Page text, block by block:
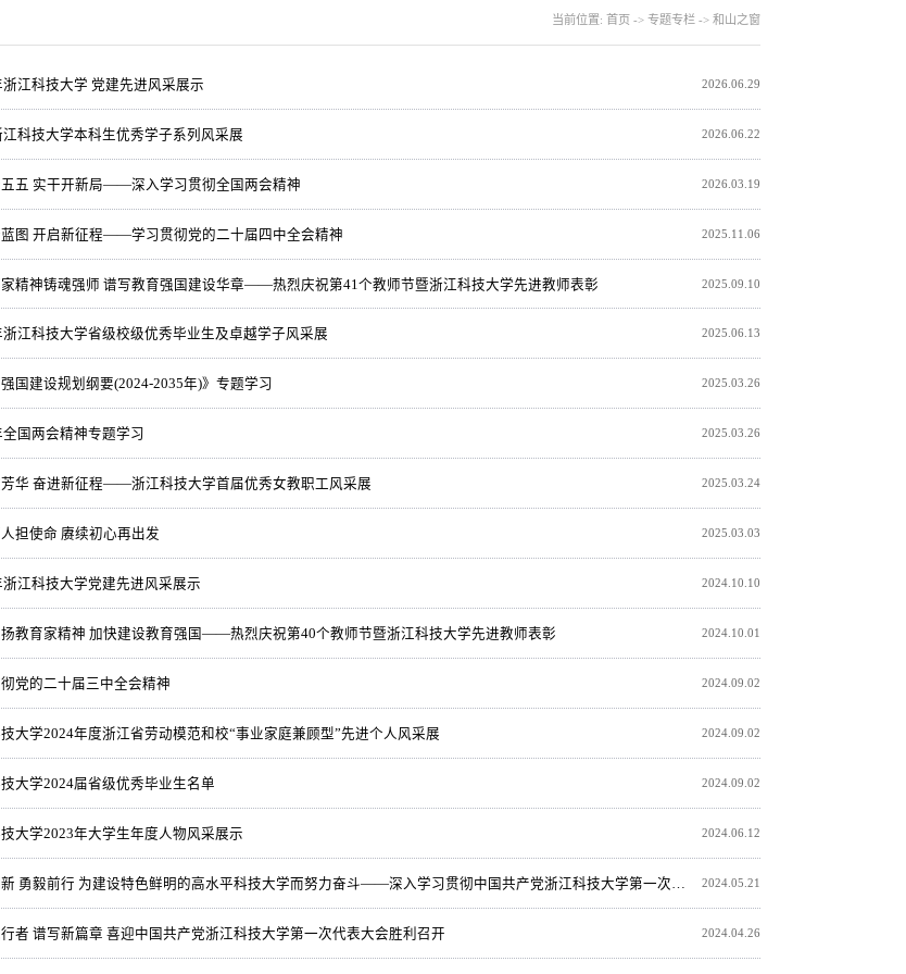
当前位置: 首页-> 专题专栏 -> 和山之窗
2026.06.29
江科技大学 党建先进风采展示
2026.06.22
江科技大学本科生优秀学子系列风采展
2026.03.19
五五 实干开新局——深入学习贯彻全国两会精神
2025.11.06
蓝图 开启新征程——学习贯彻党的二十届四中全会精神
2025.09.10
精神铸魂强师 谱写教育强国建设华章——热烈庆祝第41个教师节暨浙江科技大学先进教师表彰
2025.06.13
浙江科技大学省级校级优秀毕业生及卓越学子风采展
2025.03.26
国建设规划纲要(2024-2035年)》专题学习
2025.03.26
国两会精神专题学习
2025.03.24
华 奋进新征程——浙江科技大学首届优秀女教职工风采展
2025.03.03
担使命 赓续初心再出发
2024.10.10
浙江科技大学党建先进风采展示
2024.10.01
教育家精神 加快建设教育强国——热烈庆祝第40个教师节暨浙江科技大学先进教师表彰
2024.09.02
党的二十届三中全会精神
2024.09.02
大学2024年度浙江省劳动模范和校“事业家庭兼顾型”先进个人风采展
2024.09.02
大学2024届省级优秀毕业生名单
2024.06.12
大学2023年大学生年度人物风采展示
2024.05.21
勇毅前行 为建设特色鲜明的高水平科技大学而努力奋斗——深入学习贯彻中国共产党浙江科技大学第一次代表大会精神
2024.04.26
者 谱写新篇章 喜迎中国共产党浙江科技大学第一次代表大会胜利召开